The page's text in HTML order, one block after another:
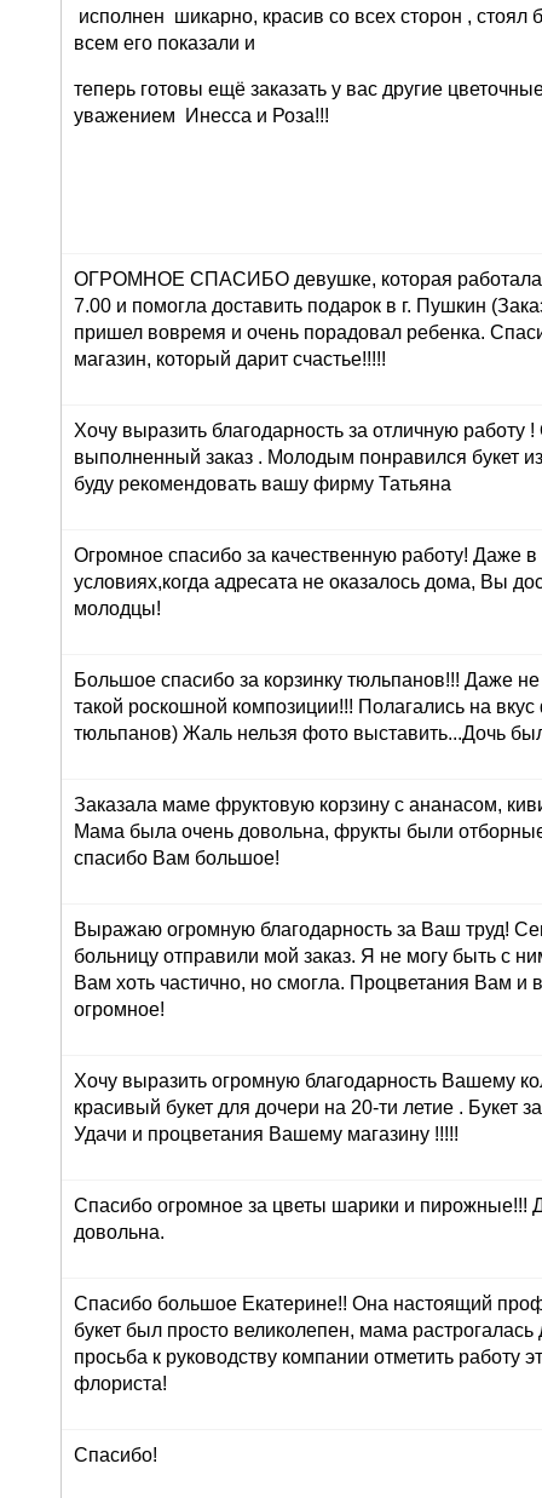
исполнен шикарно, красив со всех сторон ,
всем его показали и
теперь готовы ещё заказать у вас другие
уважением Инесса и Роза!!!
ОГРОМНОЕ СПАСИБО девушке, которая работала
7.00 и помогла доставить подарок в г. Пушкин
пришел вовремя и очень порадовал ребенка.
магазин, который дарит счастье!!!!!
Хочу выразить благодарность за отличную работу
выполненный заказ . Молодым понравился букет
буду рекомендовать вашу фирму Татьяна
Огромное спасибо за качественную работу! Даже в
условиях,когда адресата не оказалось дома, Вы
молодцы!
Большое спасибо за корзинку тюльпанов!!! Даже
такой роскошной композиции!!! Полагались на
тюльпанов) Жаль нельзя фото выставить...Дочь
Заказала маме фруктовую корзину с ананасом,
Мама была очень довольна, фрукты были
спасибо Вам большое!
Выражаю огромную благодарность за Ваш труд!
больницу отправили мой заказ. Я не могу быть с
Вам хоть частично, но смогла. Процветания Вам и
огромное!
Хочу выразить огромную благодарность Вашему
красивый букет для дочери на 20-ти летие . Букет
Удачи и процветания Вашему магазину !!!!!
Спасибо огромное за цветы шарики и пирожные!!!
довольна.
Спасибо большое Екатерине!! Она настоящий
букет был просто великолепен, мама
просьба к руководству компании отметить работу
флориста!
Спасибо!